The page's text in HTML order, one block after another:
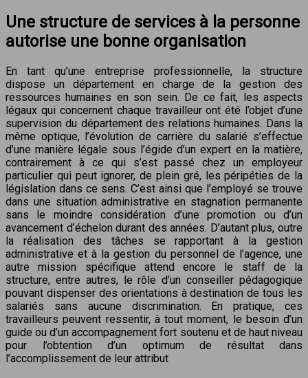
Une structure de services à la personne
autorise une bonne organisation
En tant qu’une entreprise professionnelle, la structure
dispose un département en charge de la gestion des
ressources humaines en son sein. De ce fait, les aspects
légaux qui concernent chaque travailleur ont été l’objet d’une
supervision du département des relations humaines. Dans la
même optique, l’évolution de carrière du salarié s’effectue
d’une manière légale sous l’égide d’un expert en la matière,
contrairement à ce qui s’est passé chez un employeur
particulier qui peut ignorer, de plein gré, les péripéties de la
législation dans ce sens. C’est ainsi que l’employé se trouve
dans une situation administrative en stagnation permanente
sans le moindre considération d’une promotion ou d’un
avancement d’échelon durant des années. D’autant plus, outre
la réalisation des tâches se rapportant à la gestion
administrative et à la gestion du personnel de l’agence, une
autre mission spécifique attend encore le staff de la
structure, entre autres, le rôle d’un conseiller pédagogique
pouvant dispenser des orientations à destination de tous les
salariés sans aucune discrimination. En pratique, ces
travailleurs peuvent ressentir, à tout moment, le besoin d’un
guide ou d’un accompagnement fort soutenu et de haut niveau
pour l’obtention d’un optimum de résultat dans
l’accomplissement de leur attribut